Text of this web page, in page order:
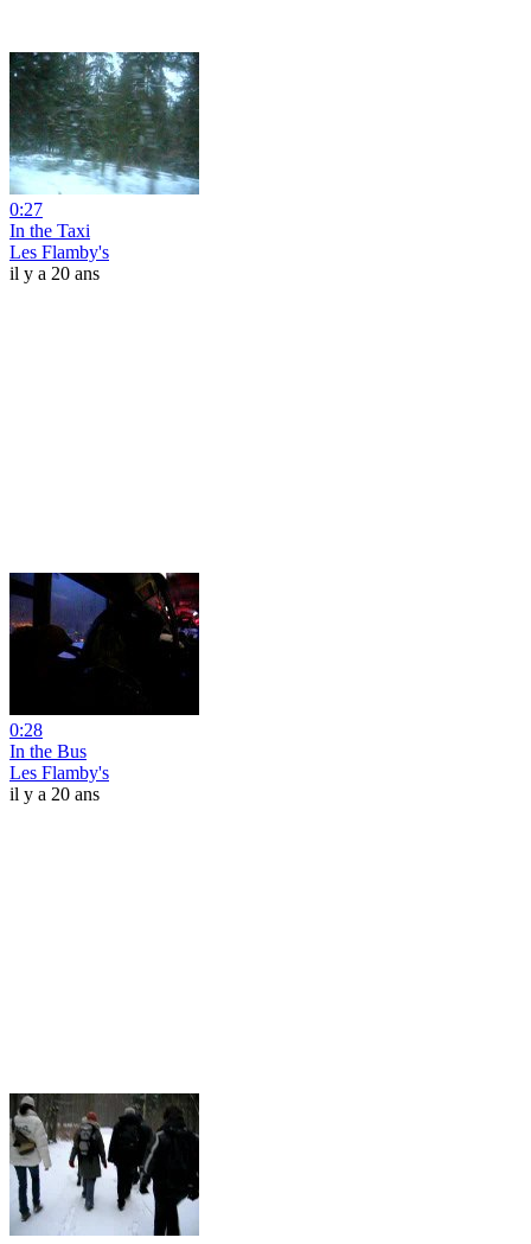
0:27
In the Taxi
Les Flamby's
il y a 20 ans
0:28
In the Bus
Les Flamby's
il y a 20 ans